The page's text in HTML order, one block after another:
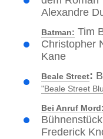
Alexandre
Batman: Tim
Christopher
Kane
Beale Street:
"Beale Street
Bei Anruf Mord:
Frederick